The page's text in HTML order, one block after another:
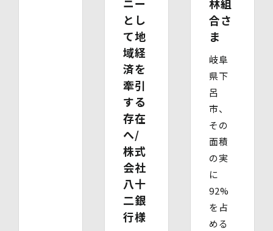
ニー
とし
て地
域経
済を
牽引
する
存在
へ/
株式
会社
八十
二銀
行様
林組
合さ
ま
岐阜
県下
呂
市、
その
面積
の実
に
92%
を占
める